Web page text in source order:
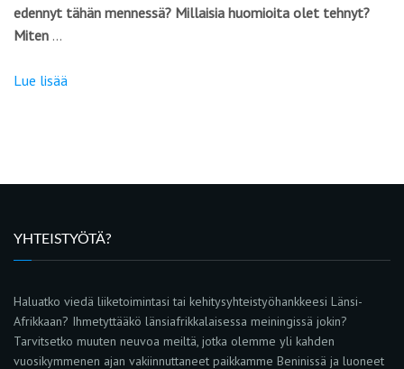
edennyt tähän mennessä? Millaisia huomioita olet tehnyt?
Miten …
Lue lisää
YHTEISTYÖTÄ?
Haluatko viedä liiketoimintasi tai kehitysyhteistyöhankkeesi Länsi-
Afrikkaan? Ihmetyttääkö länsiafrikkalaisessa meiningissä jokin?
Tarvitsetko muuten neuvoa meiltä, jotka olemme yli kahden
vuosikymmenen ajan vakiinnuttaneet paikkamme Beninissä ja luoneet